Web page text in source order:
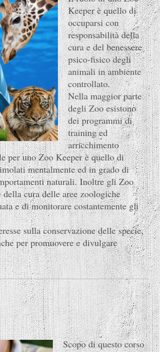
Keeper è quello di
occuparsi con
responsabilità della
cura e del benessere
psico-fisico degli
animali in ambiente
controllato.
Nella maggior parte
degli Zoo esistono
dei programmi di
training ed
arricchimento
per uno Zoo Keeper è quello di
mentalmente ed in grado di
naturali. Inoltre gli Zoo
cura delle aree zoologiche
e di monitorare costantemente gli
sulla conservazione delle specie,
per promuovere e divulgare
Scopo di questo corso